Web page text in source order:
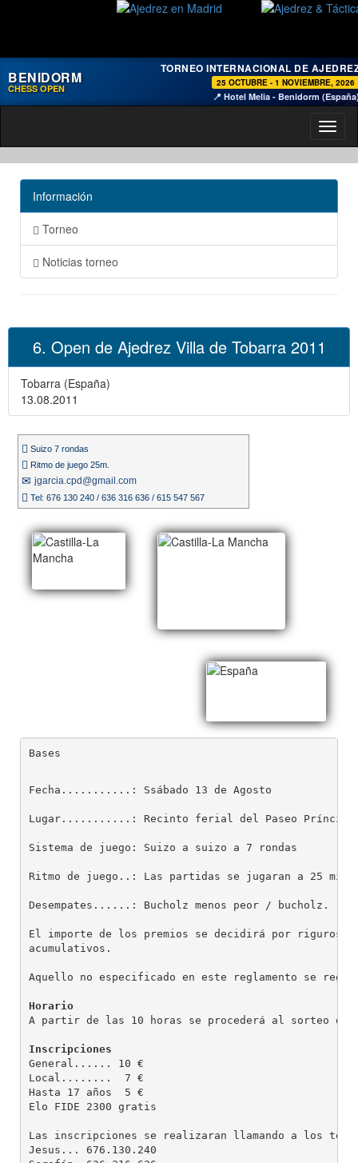
BENIDORM
CHESS OPEN
TORNEO INTERNACIONAL DE
25 OCTUBRE - 1 NOVIEMBRE, 2026
📍 Hotel Melia - Benidorm
Información
Torneo
Noticias torneo
6. Open de Ajedrez Villa de Tobarra 2011
Tobarra (España)
13.08.2011
Suizo 7 rondas
Ritmo de juego 25m.
jgarcia.cpd@gmail.com
Tel: 676 130 240 / 636 316 636 / 615 547 567
Bases
Fecha...........: Ssábado 13 de Agosto
Lugar...........: Recinto ferial del Paseo Príncipe
Sistema de juego: Suizo a suizo a 7 rondas
Ritmo de juego..: Las partidas se jugaran a 25
Desempates......: Bucholz menos peor / bucholz.
El importe de los premios se decidirá por
acumulativos.
Aquello no especificado en este reglamento se
Horario
A partir de las 10 horas se procederá al sorteo de
Inscripciones
General...... 10 €
Local........  7 €
Hasta 17 años  5 €
Elo FIDE 2300 gratis
Las inscripciones se realizaran llamando a los
Jesus... 676.130.240